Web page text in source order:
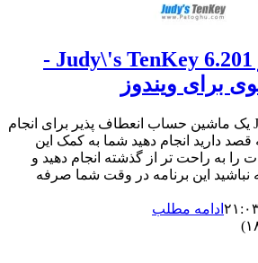
دانلود نرم افزار Judy\'s TenKey 6.201 -
برای ویندوز
نرم افزار Judy's TenKey یک ماشین حساب انعطاف پذیر برای انجام
دارید انجام دهید شما به کمک این
را به راحت تر از گذشته انجام دهید و
نباشید این برنامه در وقت شما صرفه
ادامه مطلب